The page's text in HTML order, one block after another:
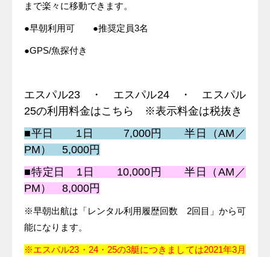
まで楽々に移動できます。
●早朝利用可 ●推奨定員3名
●GPS/魚探付き
エスパル23 ・ エスパル24 ・ エスパル
25の利用料金はこちら ※表示料金は税抜き
■平日 1日 7,000円 半日（AM／
PM） 5,000円
■特定日 1日 10,000円 半日（AM／
PM） 8,000円
※早朝出航は「レンタル利用履歴回数 2回目」から可
能になります。
※エスパル23・24・25の3艇につきましては2021年3月